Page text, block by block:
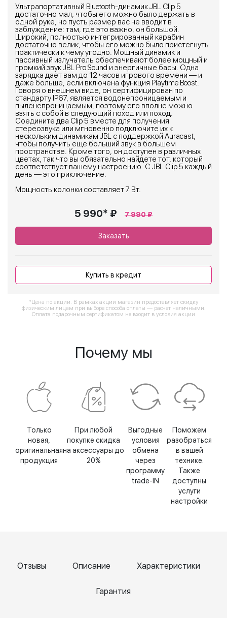
Ультрапортативный Bluetooth-динамик JBL Clip 5
достаточно мал, чтобы его можно было держать в
одной руке, но пусть размер вас не вводит в
заблуждение: там, где это важно, он большой.
Широкий, полностью интегрированный карабин
достаточно велик, чтобы его можно было пристегнуть
практически к чему угодно. Мощный динамик и
пассивный излучатель обеспечивают более мощный и
громкий звук JBL Pro Sound и энергичные басы. Одна
зарядка дает вам до 12 часов игрового времени — и
даже больше, если включена функция Playtime Boost.
Говоря о внешнем виде, он сертифицирован по
стандарту IP67, является водонепроницаемым и
пыленепроницаемым, поэтому его вполне можно
взять с собой в следующий поход или поход.
Соедините два Clip 5 вместе для получения
стереозвука или мгновенно подключите их к
нескольким динамикам JBL с поддержкой Auracast,
чтобы получить еще больший звук в большем
пространстве. Кроме того, он доступен в различных
цветах, так что вы обязательно найдете тот, который
соответствует вашему настроению. С JBL Clip 5 каждый
день — это приключение.
Мощность колонки составляет 7 Вт.
5 990* ₽ 7 990 ₽
Заказать
Купить в кредит
*Цена по акции. В рамках акции магазин предоставляет скидку
физическим лицам при выборе способа оплаты — расчет наличными.
Оплата подарочным сертификатом не входит в условия акции
Почему мы
Только
новая,
оригинальная
продукция
При любой
покупке скидка
на аксессуары до
20%
Выгодные
условия
обмена
через
программу
trade-IN
Поможем
разобраться
в вашей
технике.
Также
доступны
услуги
настройки
Отзывы Описание Характеристики
Гарантия